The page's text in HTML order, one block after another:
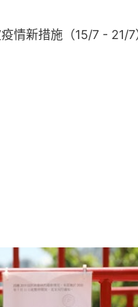
情新措施（15/7 - 21/